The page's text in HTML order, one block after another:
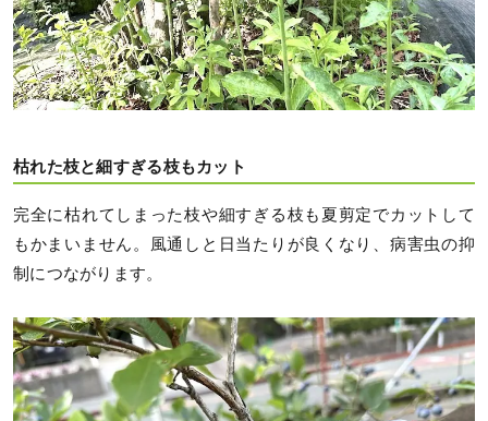
枯れた枝と細すぎる枝もカット
完全に枯れてしまった枝や細すぎる枝も夏剪定でカットして
もかまいません。風通しと日当たりが良くなり、病害虫の抑
制につながります。